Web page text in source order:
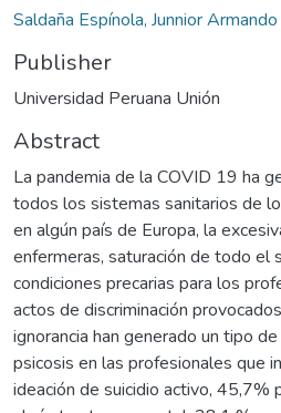
Saldaña Espínola, Junnior Armando
Publisher
Universidad Peruana Unión
Abstract
La pandemia de la COVID 19 ha
todos los sistemas sanitarios de
en algún país de Europa, la
enfermeras, saturación de todo el
condiciones precarias para los
actos de discriminación
ignorancia han generado un tipo
psicosis en las profesionales que
ideación de suicidio activo,